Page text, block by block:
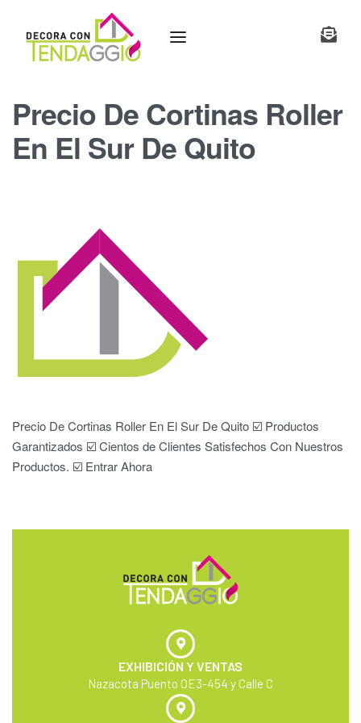
Precio De Cortinas Roller
En El Sur De Quito
Precio De Cortinas Roller En El Sur De Quito ☑️ Productos
Garantizados ☑️ Cientos de Clientes Satisfechos Con Nuestros
Productos. ☑️ Entrar Ahora
EXHIBICIÓN Y VENTAS
Nazacota Puento OE3-454 y Calle C